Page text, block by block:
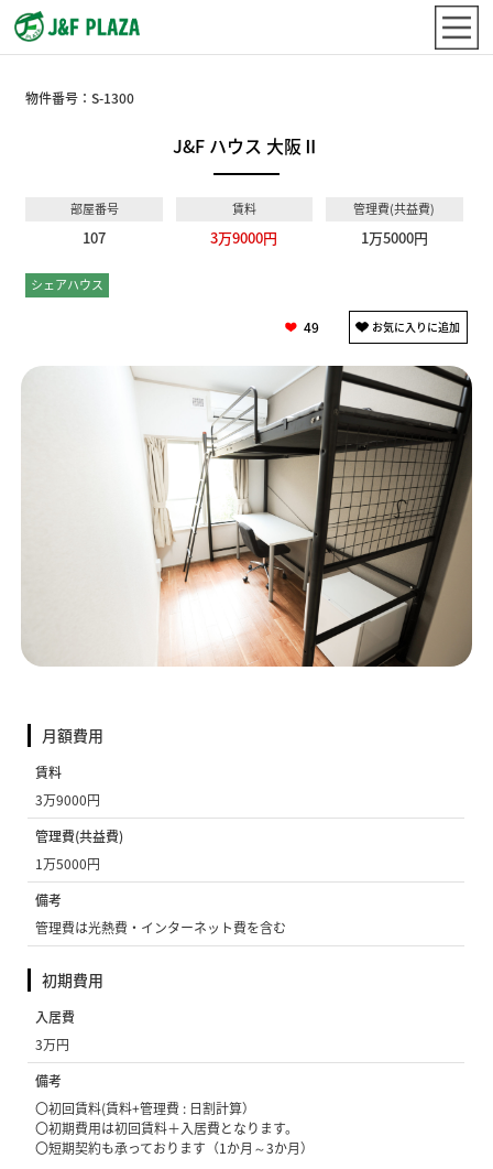
物件番号：S-1300
J&F ハウス 大阪Ⅱ
部屋番号
107
賃料
3万9000円
管理費(共益費)
1万5000円
シェアハウス
49
月額費用
賃料
3万9000円
管理費(共益費)
1万5000円
備考
管理費は光熱費・インターネット費を含む
初期費用
入居費
3万円
備考
〇初回賃料(賃料+管理費 : 日割計算）
〇初期費用は初回賃料＋入居費となります。
〇短期契約も承っております（1か月～3か月）